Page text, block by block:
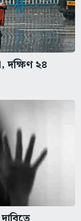
দক্ষিণ ২৪